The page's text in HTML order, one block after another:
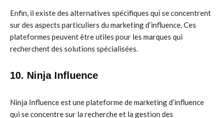
Enfin, il existe des alternatives spécifiques qui se concentrent
sur des aspects particuliers du marketing d’influence. Ces
plateformes peuvent être utiles pour les marques qui
recherchent des solutions spécialisées.
10. Ninja Influence
Ninja Influence est une plateforme de marketing d’influence
qui se concentre sur la recherche et la gestion des